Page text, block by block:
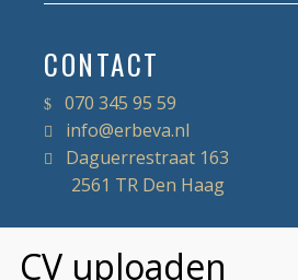
CONTACT
070 345 95 59
info@erbeva.nl
Daguerrestraat 163
2561 TR Den Haag
CV uploaden